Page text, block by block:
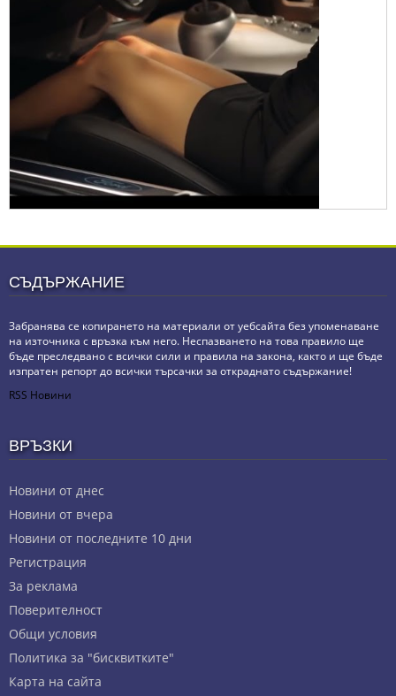
СЪДЪРЖАНИЕ
Забранява се копирането на материали от уебсайта без упоменаване
на източника с връзка към него. Неспазването на това правило ще
бъде преследвано с всички сили и правила на закона, както и ще бъде
изпратен репорт до всички търсачки за откраднато съдържание!
RSS Новини
ВРЪЗКИ
Новини от днес
Новини от вчера
Новини от последните 10 дни
Регистрация
За реклама
Πoвepитeлнocт
Общи условия
Политика за "бисквитките"
Карта на сайта